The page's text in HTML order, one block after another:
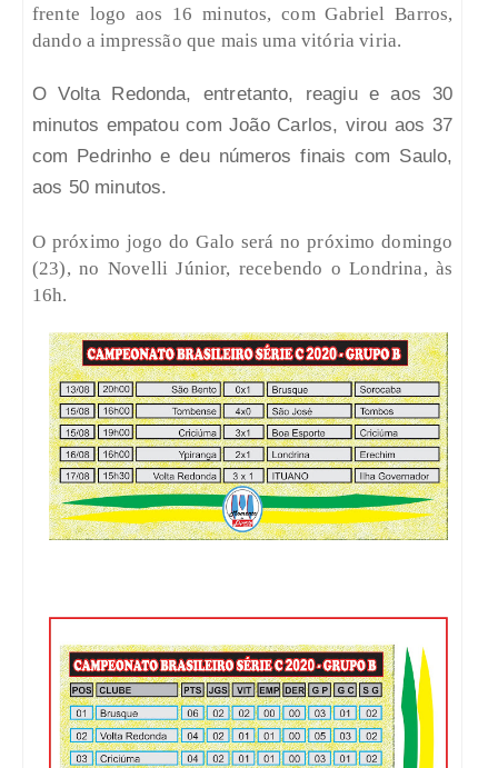
frente logo aos 16 minutos, com Gabriel Barros,
dando a impressão que mais uma vitória viria.
O Volta Redonda, entretanto, reagiu e aos 30
minutos empatou com João Carlos, virou aos 37
com Pedrinho e deu números finais com Saulo,
aos 50 minutos.
O próximo jogo do Galo será no próximo domingo
(23), no Novelli Júnior, recebendo o Londrina, às
16h.